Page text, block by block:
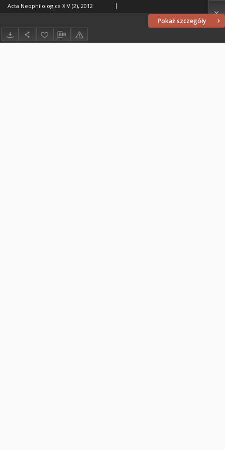
Pokaż szczegóły
Acta Neophilologica XIV (2), 2012